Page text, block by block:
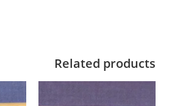
Related products